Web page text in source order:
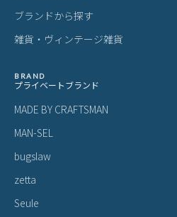
ブランドから探す
雑貨・ヴィンテージ雑貨
BRAND
プライベートブランド
MADE BY CRAFTSMAN
MAN-SEL
bugslaw
zetta
Seule